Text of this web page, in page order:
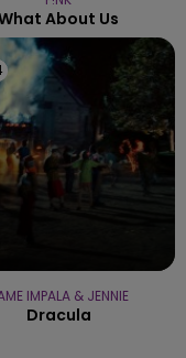
About Us
IMPALA & JENNIE
Dracula